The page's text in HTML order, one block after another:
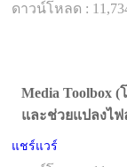
ดาวน์โหลด :
Media Toolbox
และช่วยแปลงไฟ
แชร์แวร์